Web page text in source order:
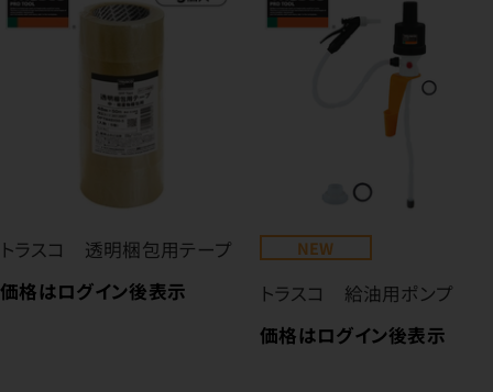
トラスコ 透明梱包用テープ
価格はログイン後表示
NEW
トラスコ 給油用ポンプ
価格はログイン後表示